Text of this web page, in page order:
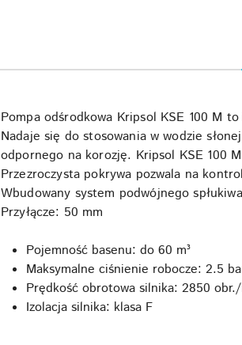
Pompa odśrodkowa Kripsol KSE 100 M
Nadaje się do stosowania w wodzie
odpornego na korozję. Kripsol KSE 100
Przezroczysta pokrywa pozwala na
Wbudowany system podwójnego
Przyłącze: 50 mm
Pojemność basenu: do 60 m³
Maksymalne ciśnienie robocze: 2.5
Prędkość obrotowa silnika: 2850
Izolacja silnika: klasa F